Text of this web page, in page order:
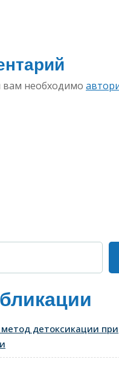
необходимо
детоксикации при